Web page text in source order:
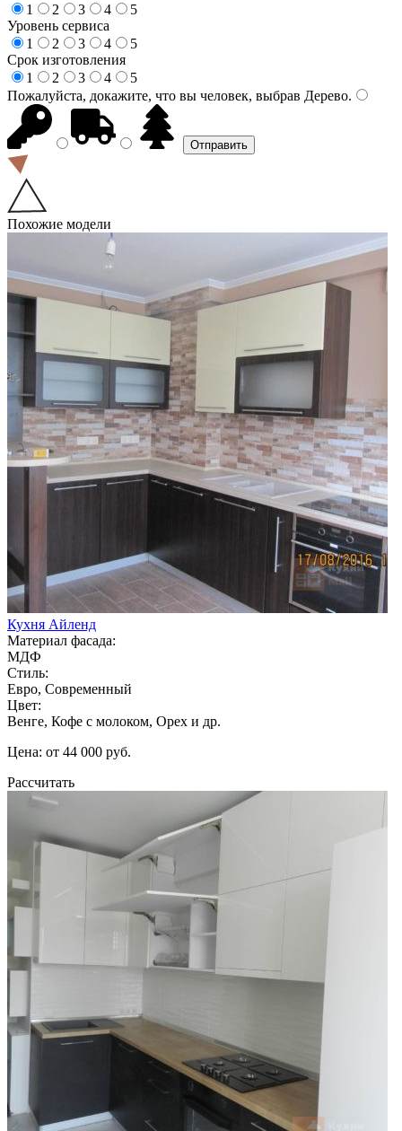
1
2 3 4
5
Уровень сервиса
1
2 3 4
5
Срок изготовления
1
2 3 4
5
Пожалуйста, докажите, что вы человек, выбрав Дерево.
Похожие модели
Кухня Айленд
Материал фасада:
МДФ
Стиль:
Евро, Современный
Цвет:
Венге, Кофе с молоком, Орех и др.
Цена: от 44 000 руб.
Рассчитать